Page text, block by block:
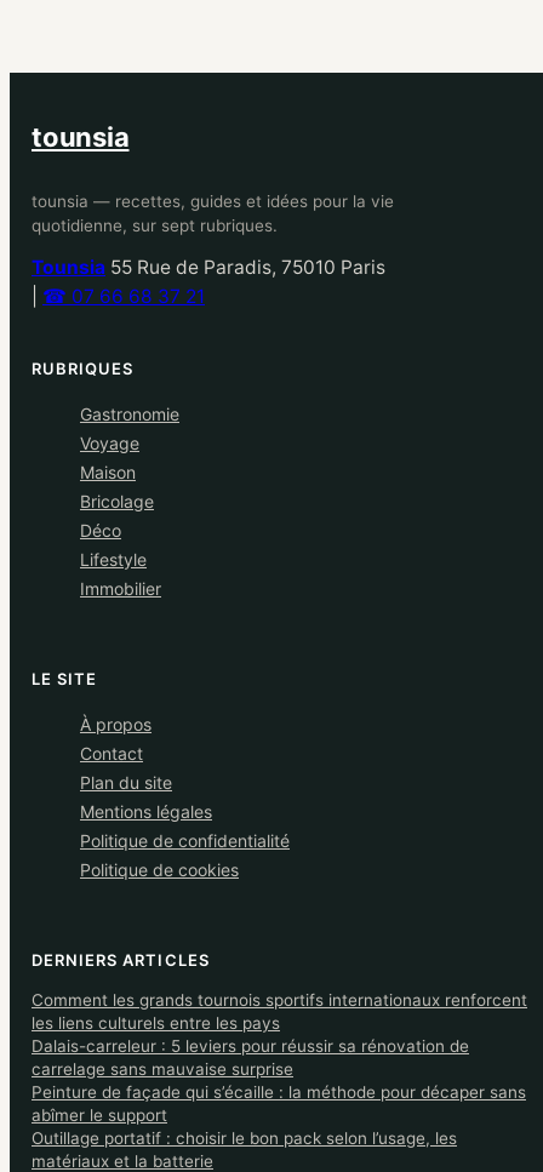
tounsia
tounsia — recettes, guides et idées pour la vie
quotidienne, sur sept rubriques.
Tounsia 55 Rue de Paradis, 75010 Paris
☎ 07 66 68 37 21
RUBRIQUES
Gastronomie
Voyage
Maison
Bricolage
Déco
Lifestyle
Immobilier
LE SITE
À propos
Contact
Plan du site
Mentions légales
Politique de confidentialité
Politique de cookies
DERNIERS ARTICLES
Comment les grands tournois sportifs internationaux renforcent
les liens culturels entre les pays
Dalais-carreleur : 5 leviers pour réussir sa rénovation de
carrelage sans mauvaise surprise
Peinture de façade qui s’écaille : la méthode pour décaper sans
abîmer le support
Outillage portatif : choisir le bon pack selon l’usage, les
matériaux et la batterie